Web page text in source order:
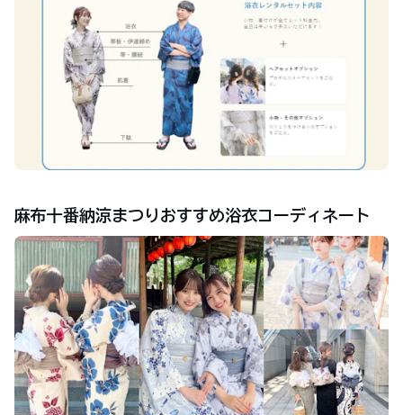
麻布十番納涼まつりおすすめ浴衣コーディネート